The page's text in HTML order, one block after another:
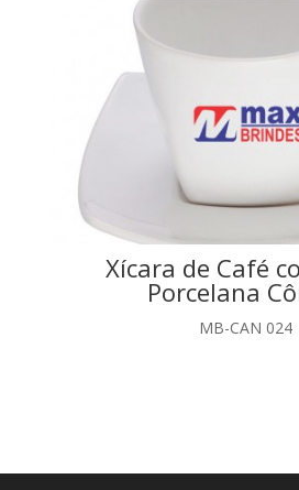
Xícara de Café
Porcelana
MB-CAN 024